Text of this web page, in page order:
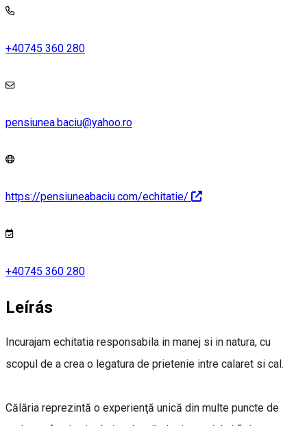
+40745 360 280
pensiunea.baciu@yahoo.ro
https://pensiuneabaciu.com/echitatie/
+40745 360 280
Leírás
Incurajam echitatia responsabila in manej si in natura, cu
scopul de a crea o legatura de prietenie intre calaret si cal.
Călăria reprezintă o experienţă unică din multe puncte de